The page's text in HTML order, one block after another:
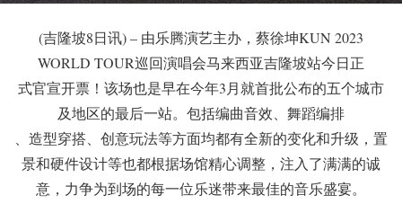
(吉隆坡8日讯) – 由乐腾演艺主办，蔡徐坤KUN 2023
WORLD TOUR巡回演唱会马来西亚吉隆坡站今日正
式官宣开票！该场也是早在今年3月就首批公布的五个城市
及地区的最后一站。包括编曲音效、舞蹈编排
、造型穿搭、创意玩法等方面均都有全新的变化和升级，置
景和硬件设计等也都根据场馆精心调整，注入了满满的诚
意，力争为到场的每一位乐迷带来最佳的音乐盛宴。